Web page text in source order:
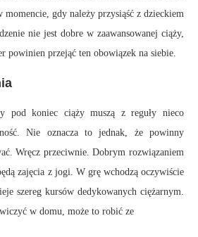
momencie, gdy należy przysiąść z dzieckiem
nie jest dobre w zaawansowanej ciąży,
powinien przejąć ten obowiązek na siebie.
pod koniec ciąży muszą z reguły nieco
Nie oznacza to jednak, że powinny
Wręcz przeciwnie. Dobrym rozwiązaniem
zajęcia z jogi. W grę wchodzą oczywiście
szereg kursów dedykowanych ciężarnym.
w domu, może to robić ze